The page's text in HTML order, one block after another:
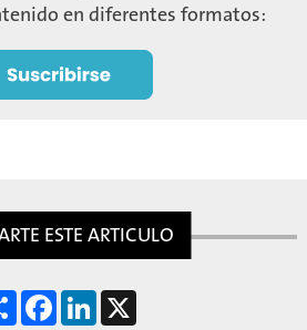
en diferentes formatos:
ESTE ARTICULO
S
h
F
a
L
i